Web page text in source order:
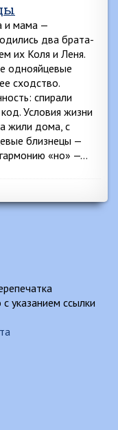
и мама —
два брата-
их Коля и Леня.
однояйцевые
сходство.
спирали
Условия жизни
жили дома, с
близнецы —
«но» —…
указанием ссылки